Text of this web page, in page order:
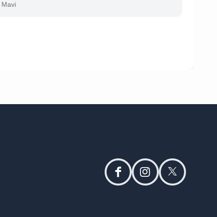
Mavi
facebookinstagramtwitter